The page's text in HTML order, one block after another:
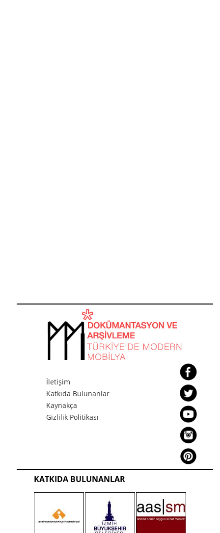
İletişim
Katkıda Bulunanlar
Kaynakça
Gizlilik Politikası
KATKIDA BULUNANLAR